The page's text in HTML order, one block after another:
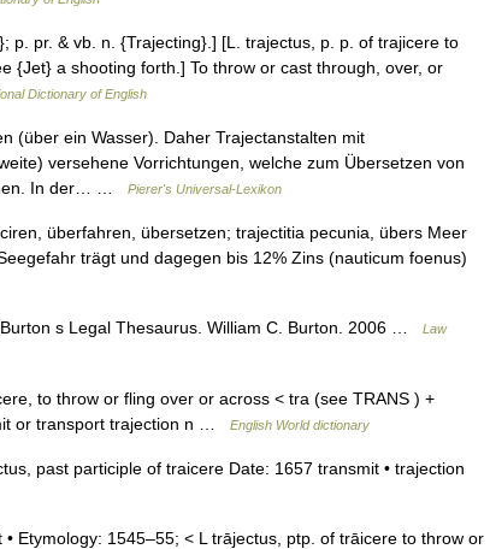
p. pr. & vb. n. {Trajecting}.] [L. trajectus, p. p. of trajicere to
{Jet} a shooting forth.] To throw or cast through, over, or
Dictionary of English
(über ein Wasser). Daher Trajectanstalten mit
versehene Vorrichtungen, welche zum Übersetzen von
In der… …
Pierer's Universal-Lexikon
überfahren, übersetzen; trajectitia pecunia, übers Meer
trägt und dagegen bis 12% Zins (nauticum foenus)
s Legal Thesaurus. William C. Burton. 2006 …
Law
to throw or fling over or across < tra (see TRANS ) +
or transport trajection n …
English World dictionary
past participle of traicere Date: 1657 transmit • trajection
Etymology: 1545–55; < L trājectus, ptp. of trāicere to throw or